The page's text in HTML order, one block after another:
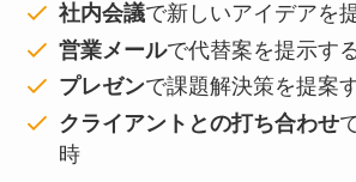
社内会議で新しいアイデアを
営業メールで代替案を提示す
プレゼンで課題解決策を提案
クライアントとの打ち合わせ
時